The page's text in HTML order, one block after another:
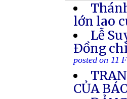
lớn lao
Lễ
Ðồng
posted on 11
CỦA